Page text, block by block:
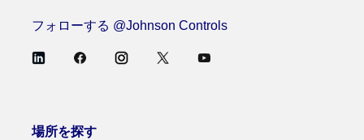
フォローする @Johnson Controls
場所を探す